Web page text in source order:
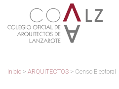
Inicio > ARQUITECTOS > Censo Electoral